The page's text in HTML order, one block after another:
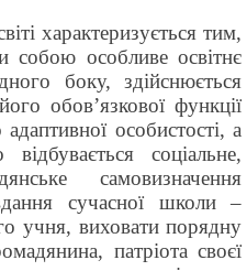
характеризується тим,
особливе освітнє
боку, здійснюється
обов’язкової функції
особистості, а
соціальне,
самовизначення
сучасної школи –
учня, виховати порядну
патріота своєї